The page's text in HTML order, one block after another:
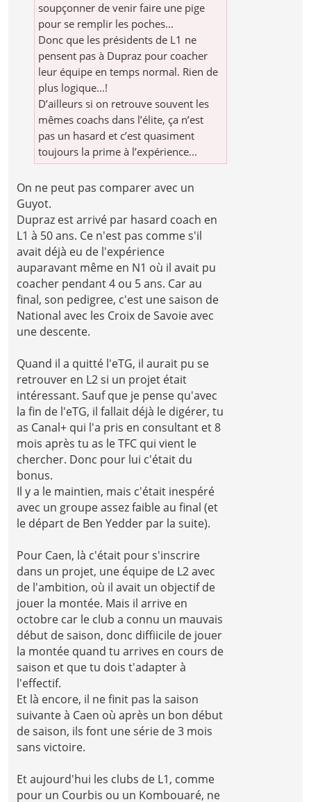
soupçonner de venir faire une pige
pour se remplir les poches...
Donc que les présidents de L1 ne
pensent pas à Dupraz pour coacher
leur équipe en temps normal. Rien de
plus logique...!
D’ailleurs si on retrouve souvent les
mêmes coachs dans l’élite, ça n’est
pas un hasard et c’est quasiment
toujours la prime à l’expérience...
On ne peut pas comparer avec un
Guyot.
Dupraz est arrivé par hasard coach en
L1 à 50 ans. Ce n'est pas comme s'il
avait déjà eu de l'expérience
auparavant même en N1 où il avait pu
coacher pendant 4 ou 5 ans. Car au
final, son pedigree, c'est une saison de
National avec les Croix de Savoie avec
une descente.
Quand il a quitté l'eTG, il aurait pu se
retrouver en L2 si un projet était
intéressant. Sauf que je pense qu'avec
la fin de l'eTG, il fallait déjà le digérer, tu
as Canal+ qui l'a pris en consultant et 8
mois après tu as le TFC qui vient le
chercher. Donc pour lui c'était du
bonus.
Il y a le maintien, mais c'était inespéré
avec un groupe assez faible au final (et
le départ de Ben Yedder par la suite).
Pour Caen, là c'était pour s'inscrire
dans un projet, une équipe de L2 avec
de l'ambition, où il avait un objectif de
jouer la montée. Mais il arrive en
octobre car le club a connu un mauvais
début de saison, donc diffiicile de jouer
la montée quand tu arrives en cours de
saison et que tu dois t'adapter à
l'effectif.
Et là encore, il ne finit pas la saison
suivante à Caen où après un bon début
de saison, ils font une série de 3 mois
sans victoire.
Et aujourd'hui les clubs de L1, comme
pour un Courbis ou un Kombouaré, ne